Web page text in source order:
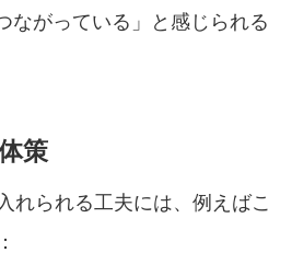
ながっている」と感じられる
策
れられる工夫には、例えばこ